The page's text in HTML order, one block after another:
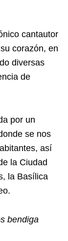
cantautor
corazón, en
diversas
de
por un
se nos
así
la Ciudad
la Basílica
bendiga